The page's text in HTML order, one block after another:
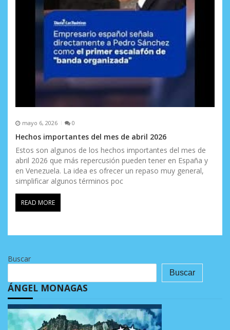
mayo 6, 2026 0
Hechos importantes del mes de abril 2026
Estos son algunos de los hechos importantes del mes de
abril 2026 que más repercusión pueden tener en España y
en Venezuela. La idea es ofrecer un repaso muy general,
simplificar algunos términos poc
READ MORE
Buscar
Buscar
ÁNGEL MONAGAS